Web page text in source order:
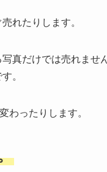
れたりします。
真だけでは売れませ
。
わったりします。